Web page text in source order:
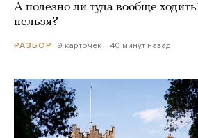
А полезно ли туда вообще
нельзя?
РАЗБОР 9 карточек 40 минут назад